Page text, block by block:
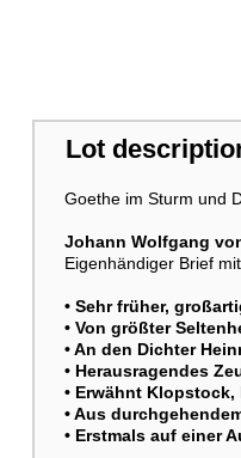
Lot
Goethe im Sturm und
Johann Wolfgang
Eigenhändiger Brief
• Sehr früher,
• Von größter
• An den Dichter
• Herausragendes
• Erwähnt
• Aus
• Erstmals auf einer